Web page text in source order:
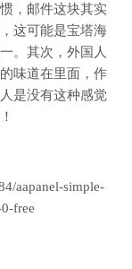
，邮件这块其实
这可能是宝塔海
。其次，外国人
味道在里面，作
是没有这种感觉
aapanel-simple-
free